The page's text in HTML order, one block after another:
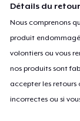
Détails du retour
Nous comprenons
produit
volontiers ou vous
nos produits sont
accepter les retours
incorrectes ou si